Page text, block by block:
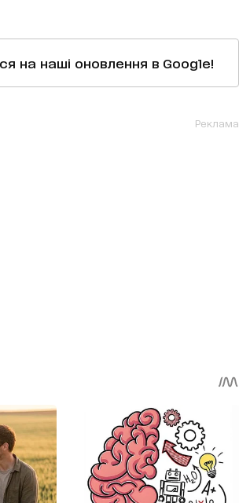
на наші оновлення в Google!
Реклама